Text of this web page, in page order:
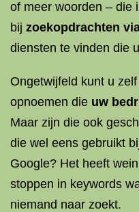
of meer woorden – die
bij zoekopdrachten
diensten te vinden die
Ongetwijfeld kunt u
opnoemen die uw
Maar zijn die ook
die wel eens gebruikt
Google? Het heeft
stoppen in keywords
niemand naar zoekt.